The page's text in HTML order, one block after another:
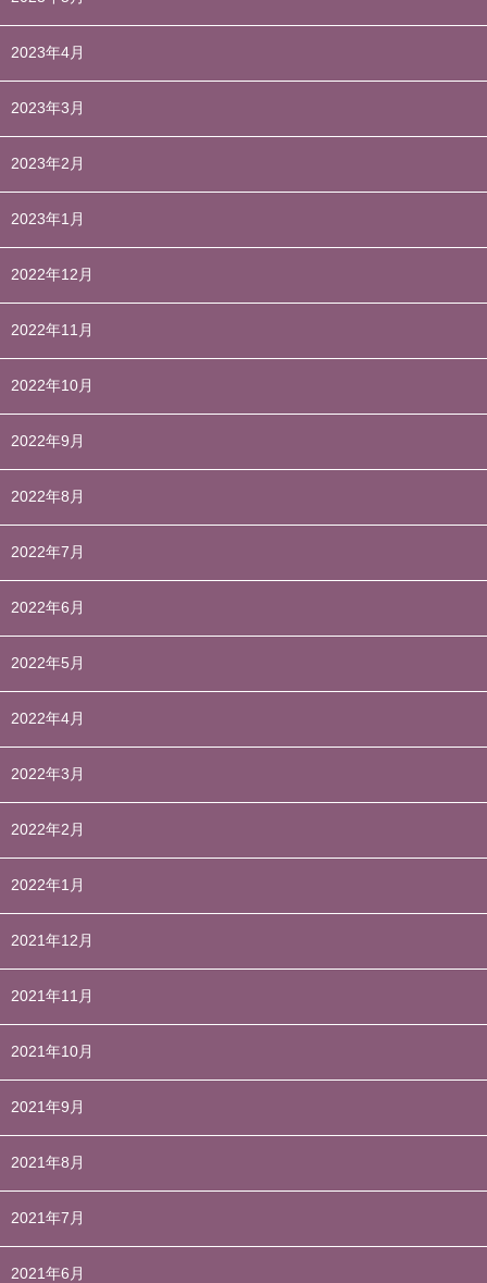
2023年4月
2023年3月
2023年2月
2023年1月
2022年12月
2022年11月
2022年10月
2022年9月
2022年8月
2022年7月
2022年6月
2022年5月
2022年4月
2022年3月
2022年2月
2022年1月
2021年12月
2021年11月
2021年10月
2021年9月
2021年8月
2021年7月
2021年6月